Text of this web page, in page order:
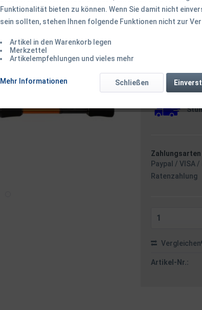
145,50
Sofort
Zahlungsarten
Paypal / VISA
Ratenzahlung
Vergleichen
Artikel-Nr.:
Funktionalität bieten zu können. Wenn Sie damit nicht
sein sollten, stehen Ihnen folgende Funktionen nicht zur
Artikel in den Warenkorb legen
Merkzettel
Artikelempfehlungen und vieles mehr
Mehr Informationen Schließen